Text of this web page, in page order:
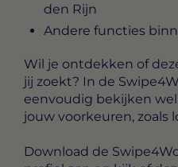
den Rijn
Andere functies
Wil je ontdekken of
jij zoekt? In de
eenvoudig bekijken
jouw voorkeuren, zoals
Download de